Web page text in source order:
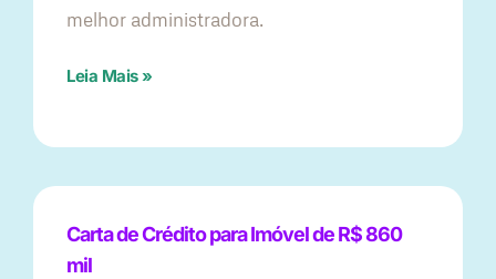
melhor administradora.
Leia Mais »
Carta de Crédito para Imóvel de R$ 860
mil